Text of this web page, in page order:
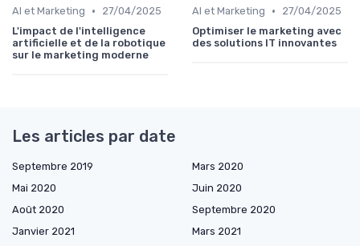
AI et Marketing •
27/04/2025
L'impact de l'intelligence
artificielle et de la robotique
sur le marketing moderne
AI et Marketing •
27/04/2025
Optimiser le marketing avec
des solutions IT innovantes
Les articles par date
Septembre 2019
Mars 2020
Mai 2020
Juin 2020
Août 2020
Septembre 2020
Janvier 2021
Mars 2021